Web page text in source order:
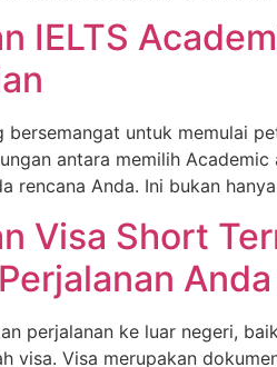
IELTS
bersemangat untuk memulai
antara memilih
rencana Anda. Ini bukan
Visa Short
Anda
perjalanan ke luar negeri,
visa. Visa merupakan